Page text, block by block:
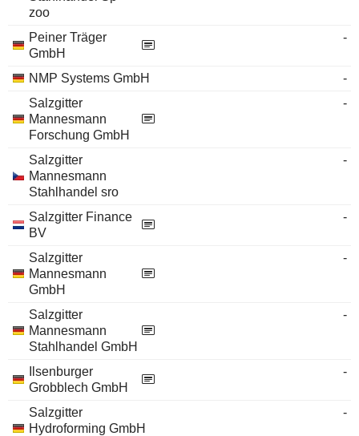
zoo
Peiner Träger
GmbH
-
NMP Systems GmbH
-
Salzgitter
Mannesmann
Forschung GmbH
-
Salzgitter
Mannesmann
Stahlhandel sro
-
Salzgitter Finance
BV
-
Salzgitter
Mannesmann
GmbH
-
Salzgitter
Mannesmann
Stahlhandel GmbH
-
Ilsenburger
Grobblech GmbH
-
Salzgitter
Hydroforming GmbH
-